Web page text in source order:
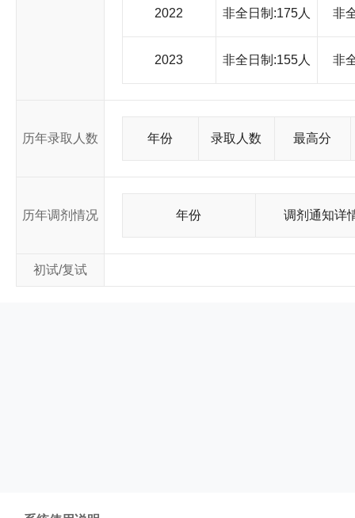
2022 非全日制:175人 非
2023 非全日制:155人 非
历年录取人数 年份 录取人数 最高分
历年调剂情况 年份 调剂通知详
初试/复试